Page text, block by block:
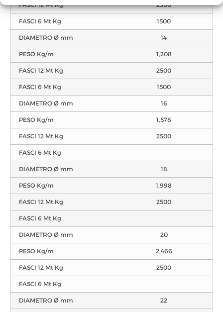
FASCI 12 Mt Kg 2500
FASCI 6 Mt Kg 1500
DIAMETRO Ø mm 14
PESO Kg/m 1,208
FASCI 12 Mt Kg 2500
FASCI 6 Mt Kg 1500
DIAMETRO Ø mm 16
PESO Kg/m 1,578
FASCI 12 Mt Kg 2500
FASCI 6 Mt Kg
DIAMETRO Ø mm 18
PESO Kg/m 1,998
FASCI 12 Mt Kg 2500
FASCI 6 Mt Kg
DIAMETRO Ø mm 20
PESO Kg/m 2,466
FASCI 12 Mt Kg 2500
FASCI 6 Mt Kg
DIAMETRO Ø mm 22